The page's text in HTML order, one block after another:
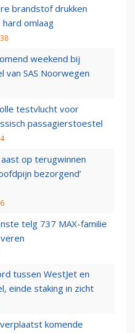
brandstof drukken
omlaag
weekend bij
van SAS Noorwegen
testvlucht voor
passagierstoestel
op terugwinnen
bezorgend’
telg 737 MAX-familie
tussen WestJet en
einde staking in zicht
komende